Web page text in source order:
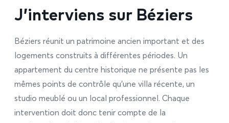
J’interviens sur Béziers
Béziers réunit un patrimoine ancien important et des
logements construits à différentes périodes. Un
appartement du centre historique ne présente pas les
mêmes points de contrôle qu’une villa récente, un
studio meublé ou un local professionnel. Chaque
intervention doit donc tenir compte de la